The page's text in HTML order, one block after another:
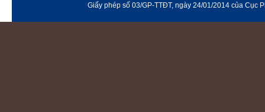
Giấy phép số 03/GP-TTĐT, ngày 24/01/2014 của Cục